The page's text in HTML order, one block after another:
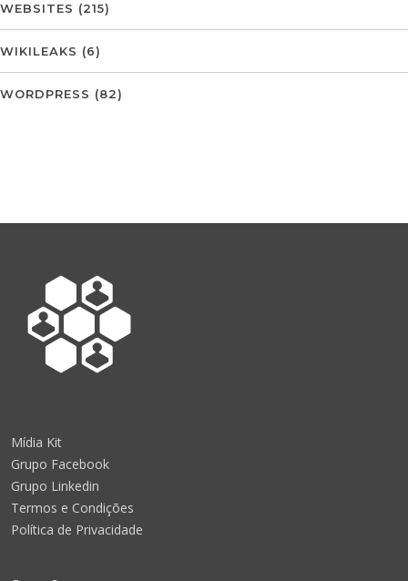
WEBSITES (215)
WIKILEAKS (6)
WORDPRESS (82)
Mídia Kit
Grupo Facebook
Grupo Linkedin
Termos e Condições
Política de Privacidade